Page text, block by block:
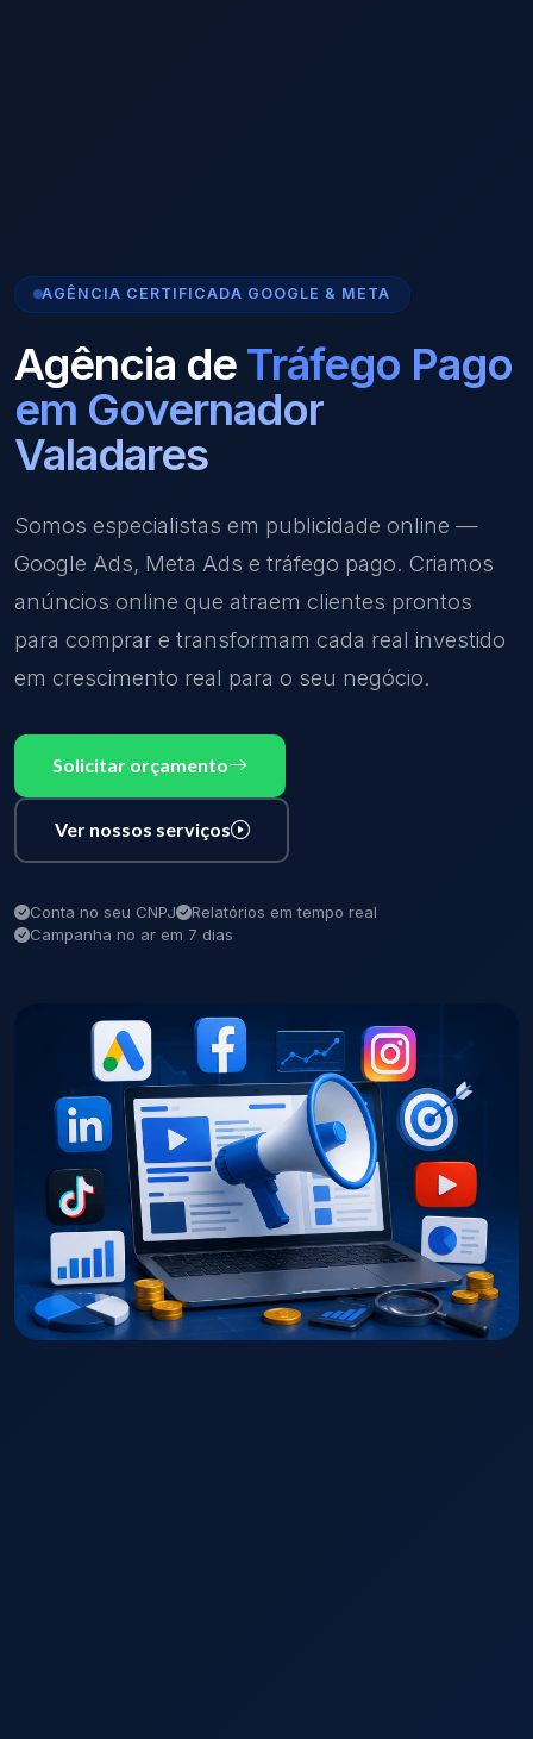
AGÊNCIA CERTIFICADA GOOGLE & META
Agência de Tráfego Pago
em Governador
Valadares
Somos especialistas em publicidade online —
Google Ads, Meta Ads e tráfego pago. Criamos
anúncios online que atraem clientes prontos
para comprar e transformam cada real investido
em crescimento real para o seu negócio.
Solicitar orçamento
Ver nossos serviços
Conta no seu CNPJ
Relatórios em tempo real
Campanha no ar em 7 dias